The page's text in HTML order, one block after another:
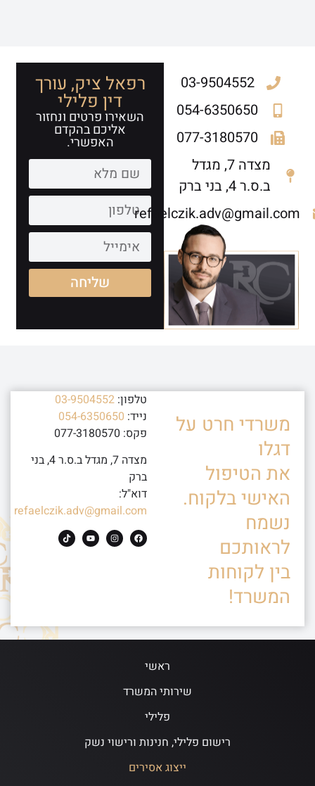
03-9504552
054-6350650
077-3180570
מצדה 7, מגדל
ב.ס.ר 4, בני ברק
refaelczik.adv@gmail.com
רפאל ציק, עורך
דין פלילי
השאירו פרטים ונחזור
אליכם בהקדם
האפשרי.
שליחה
משרדי חרט על
דגלו
את הטיפול
האישי בלקוח.
נשמח
לראותכם
בין לקוחות
המשרד!
טלפון: 03-9504552
נייד: 054-6350650
פקס: 077-3180570
מצדה 7, מגדל ב.ס.ר 4, בני
ברק
דוא"ל:
refaelczik.adv@gmail.com
ראשי
שירותי המשרד
פלילי
רישום פלילי, חנינות ורישוי נשק
ייצוג אסירים